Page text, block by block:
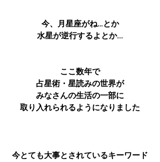
今、月星座がね…とか
水星が逆行するよとか...
ここ数年で
占星術・星読みの世界が
みなさんの生活の一部に
取り入れられるようになりました
今とても大事とされているキーワード